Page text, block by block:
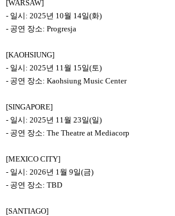
[WARSAW]
- 일시: 2025년 10월 14일(화)
- 공연 장소: Progresja
[KAOHSIUNG]
- 일시: 2025년 11월 15일(토)
- 공연 장소: Kaohsiung Music Center
[SINGAPORE]
- 일시: 2025년 11월 23일(일)
- 공연 장소: The Theatre at Mediacorp
[MEXICO CITY]
- 일시: 2026년 1월 9일(금)
- 공연 장소: TBD
[SANTIAGO]